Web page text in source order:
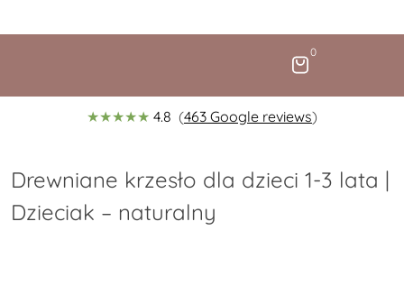
0
★★★★★ 4.8 (463 Google reviews)
Drewniane krzesło dla dzieci 1-3 lata |
Dzieciak – naturalny